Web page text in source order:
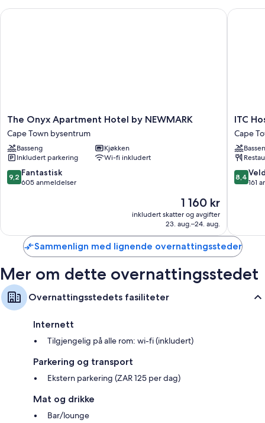
Romfasiliteter
The
Onyx
Apartment
Hotel
by
NEWMARK
Cape
The Onyx Apartment Hotel by NEWMARK
Cape Town bysentrum
Basseng
Kjøkken
Inkludert parkering
Wi-fi inkludert
9.2
av
9,2 Fantastisk
605 anmeldelser
Prisen
er
1 160 kr
1 160 kr
inkludert skatter og avgifter
23. aug.–24. aug.
The Onyx Apartment Hotel by NEWMARK
ITC
-
One
Thibault
Hotel
Cape
ITC
Cape
8.4
av
8,4
161
ITC
Sammenlign med lignende overnattingssteder
Mer om dette overnattingsstedet
Overnattingsstedets fasiliteter
Internett
Tilgjengelig på alle rom: wi-fi (inkludert)
Parkering og transport
Ekstern parkering (ZAR 125 per dag)
Mat og drikke
Bar/lounge